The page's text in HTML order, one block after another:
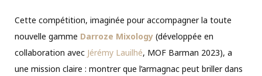
Cette compétition, imaginée pour accompagner la toute
nouvelle gamme Darroze Mixology (développée en
collaboration avec Jérémy Lauilhé, MOF Barman 2023), a
une mission claire : montrer que l’armagnac peut briller dans